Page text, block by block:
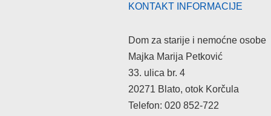
KONTAKT INFORMACIJE
Dom za starije i nemoćne osobe
Majka Marija Petković
33. ulica br. 4
20271 Blato, otok Korčula
Telefon: 020 852-722